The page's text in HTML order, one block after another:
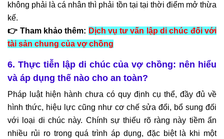
không phải là cá nhân thì phải tồn tại tại thời điểm mở thừa
kế.
👉 Tham khảo thêm: Dịch vụ tư vấn lập di chúc đối với
tài sản chung của vợ chồng
6. Thực tiễn lập di chúc của vợ chồng: nên hiểu
và áp dụng thế nào cho an toàn?
Pháp luật hiện hành chưa có quy định cụ thể, đầy đủ về
hình thức, hiệu lực cũng như cơ chế sửa đổi, bổ sung đối
với loại di chúc này. Chính sự thiếu rõ ràng này tiềm ẩn
nhiều rủi ro trong quá trình áp dụng, đặc biệt là khi một